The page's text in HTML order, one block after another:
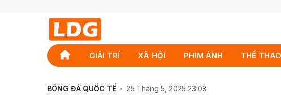
GIẢI TRÍ XÃ HỘI PHIM ẢNH THỂ THAO
BÓNG ĐÁ QUỐC TẾ 25 Tháng 5, 2025 23:08